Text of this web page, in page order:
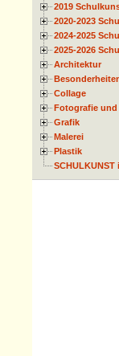
2019
2020-2023
2024-2025
2025-2026
Architektur
Collage
Fotografie und
Grafik
Malerei
Plastik
SCHULKUNST